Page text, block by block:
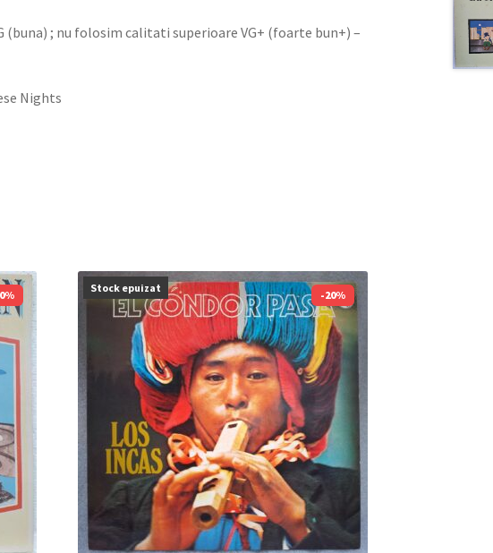
; nu folosim calitati superioare VG+ (foarte bun+) –
Nights
Stock epuizat
-20%